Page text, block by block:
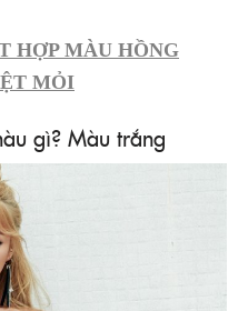
HỢP MÀU HỒNG
MỎI
gì? Màu trắng